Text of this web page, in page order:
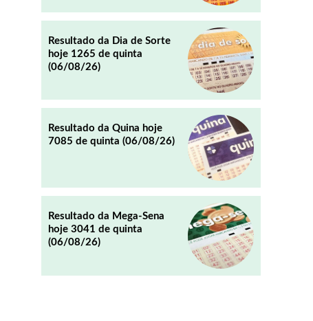
Resultado da Dia de Sorte
hoje 1265 de quinta
(06/08/26)
Resultado da Quina hoje
7085 de quinta (06/08/26)
Resultado da Mega-Sena
hoje 3041 de quinta
(06/08/26)